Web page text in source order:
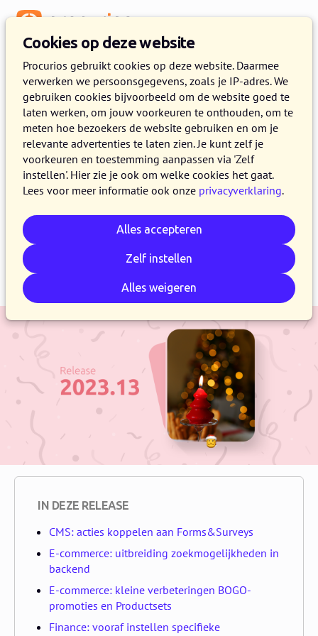
Cookies op deze website
Procurios gebruikt cookies op deze website. Daarmee
verwerken we persoonsgegevens, zoals je IP-adres. We
gebruiken cookies bijvoorbeeld om de website goed te
laten werken, om jouw voorkeuren te onthouden, om te
meten hoe bezoekers de website gebruiken en om je
relevante advertenties te laten zien. Je kunt zelf je
voorkeuren en toestemming aanpassen via 'Zelf
instellen'. Hier zie je ook om welke cookies het gaat.
Lees voor meer informatie ook onze privacyverklaring.
Alles accepteren
Zelf instellen
Alles weigeren
Release 2023.13
12 DECEMBER 2023 4 MINUTEN LEZEN
Op 12 december 2023 maken alle klanten op
de productieversie van het Procurios Platform
gebruik van release 2023.13. In dit blog lees je
wat nieuw is en wat is verbeterd. Kijk voor meer
informatie over de verschillende versies van het
platform op derelease pagina.
E-mail
IN DEZE RELEASE
CMS: acties koppelen aan Forms&Surveys
E-commerce: uitbreiding zoekmogelijkheden in
backend
E-commerce: kleine verbeteringen BOGO-
promoties en Productsets
Finance: vooraf instellen specifieke